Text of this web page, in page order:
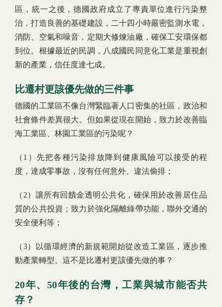
區，統一之後，德國政府成立了專責單位進行污染整
治，打造良善的基礎建設，二十四小時嚴密監測水電，
消防、空氣和噪音，定期大修煉油廠，確保工安環保都
到位。根據最近的民調，八成國民同意化工業是重視創
新的產業，信任度達七成。
比遷村更該優先做的三件事
德國的工業區不像台灣緊臨著人口密集的社區，政治和
社會條件差異很大。但如果從現在開始，致力於改善臨
海工業區、林園工業區的污染呢？
（1）先把各種污染排放降到健康風險可以接受的程
度，達成零事故，沒有任何意外、違法偷排；
（2）讓所有回饋金透明公共化，確保用於改善居住品
質的公共投資；致力於強化隔離綠帶功能，聯外交通的
安全便利等；
（3）以循環經濟的新規範開始從改造工業區，逐步推
動產業轉型。這不是比遷村更該優先做的事？
20年、50年後的台灣，工業與城市能否共
存？